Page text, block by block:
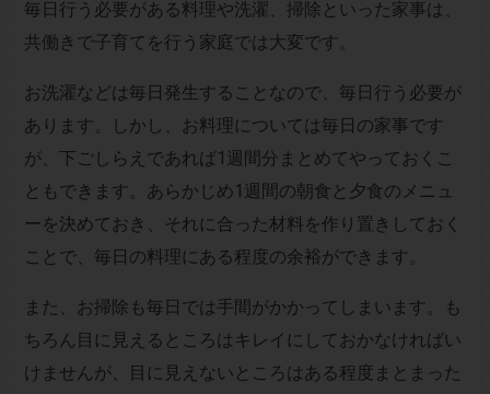
毎日行う必要がある料理や洗濯、掃除といった家事は、
共働きで子育てを行う家庭では大変です。
お洗濯などは毎日発生することなので、毎日行う必要が
あります。しかし、お料理については毎日の家事です
が、下ごしらえであれば1週間分まとめてやっておくこ
ともできます。あらかじめ1週間の朝食と夕食のメニュ
ーを決めておき、それに合った材料を作り置きしておく
ことで、毎日の料理にある程度の余裕ができます。
また、お掃除も毎日では手間がかかってしまいます。も
ちろん目に見えるところはキレイにしておかなければい
けませんが、目に見えないところはある程度まとまった